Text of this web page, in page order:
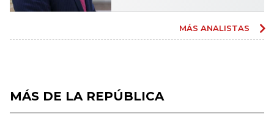
MÁS ANALISTAS
MÁS DE LA REPÚBLICA